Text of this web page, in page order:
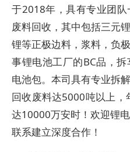
于2018年，具有专业团
废料回收，其中包括三元
锂等正极边料，浆料，负
事锂电池工厂的BC品，
电池包。本司具有专业拆
回收废料达5000吨以上，
达10000万安时！欢迎锂
联系建立深度合作！